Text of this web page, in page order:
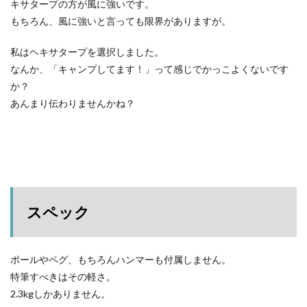
キサタープの方が風に強いです。
もちろん、風に強いと言っても限界がありますが。
私はヘキサタープを選択しました。
なんか、「キャンプしてます！」って感じでかっこよくないです
か？
あんまり伝わりませんかね？
スペック
ポールやペグ、もちろんハンマーも付属しません。
特筆すべきはその軽さ。
2.3kgしかありません。